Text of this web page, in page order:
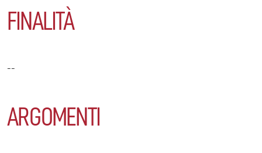
FINALITÀ
--
ARGOMENTI